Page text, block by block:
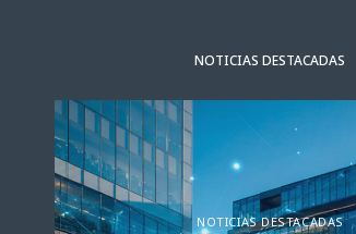
NOTICIAS DESTACADAS
NOTICIAS DESTACADAS